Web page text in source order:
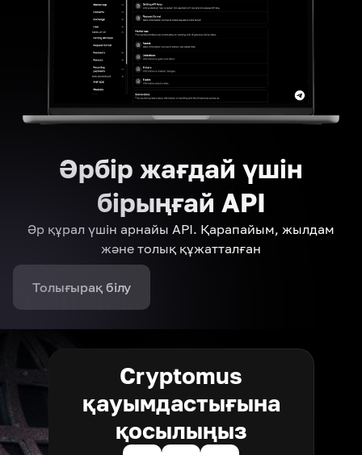
Әрбір жағдай үшін
бірыңғай API
Әр құрал үшін арнайы API. Қарапайым, жылдам
және толық құжатталған
Толығырақ білу
Cryptomus
қауымдастығына
қосылыңыз